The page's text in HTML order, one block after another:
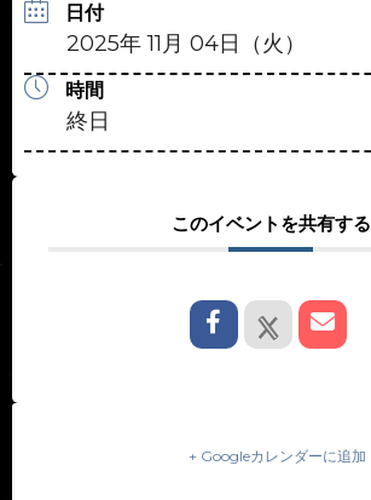
日付
2025年 11月 04日（火）
時間
終日
このイベントを共有する
+ Googleカレンダーに追加